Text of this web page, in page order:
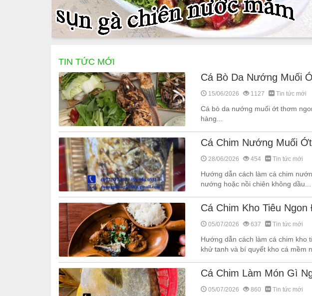
TIN TỨC MỚI
Cá Bò Da Nướng Muối
15/06/2026 1127 Tin tức mới
Cá bò da nướng muối ớt thơm
hàng...
Cá Chim Nướng Muối
28/06/2026 454 Tin tức mới
Hướng dẫn cách làm cá chim
nướng hoặc nồi chiên không dầu...
Cá Chim Kho Tiêu
05/07/2026 637 Tin tức mới
Hướng dẫn cách làm cá chim kho
khử tanh và bí quyết kho cá mềm
Cá Chim Làm Món Gì
05/07/2026 860 Tin tức mới